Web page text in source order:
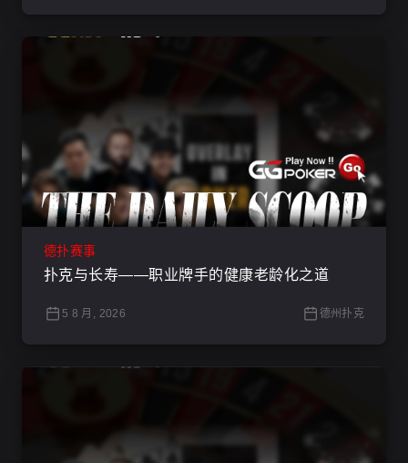
德扑赛事
扑克与长寿——职业牌手的健康老龄化之道
5 8 月, 2026 德州扑克